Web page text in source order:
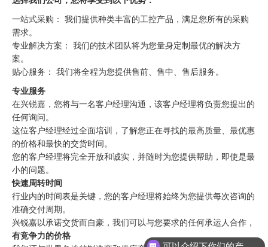
一站式采购： 我们提供种类丰富的工控产品，满足您所有的采购
需求。
专业解决方案： 我们的技术团队将为您量身定制最优的解决方
案。
贴心服务： 我们将全程为您提供售前、售中、售后服务。
专业服务
在兴锐嘉，您将与一名客户经理沟通，该客户经理将负责您提出的
任何询问。
这位客户经理经过全面培训，了解您正在寻找的最高质量、最优惠
的价格和最快的交货时间。
您的客户经理将完全开放和诚实，并随时为您提供帮助，即使是最
小的问题。
快速周转时间
行业内的时间表是关键，您的客户经理将始终为您提供每次咨询的
准确交付周期。
兴锐嘉以承诺交货而自豪，我们可以与您要求的任何承运人合作，
有竞争力的价格